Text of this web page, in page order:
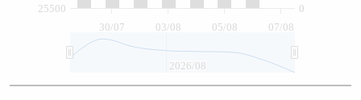
30/07 03/08 05/08 07/08
0
25500
2026/08